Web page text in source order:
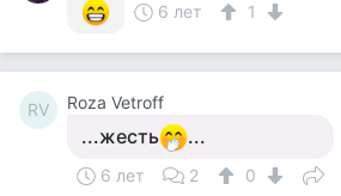
6 лет
1
RV Roza Vetroff
...жесть ...
6 лет 2
0